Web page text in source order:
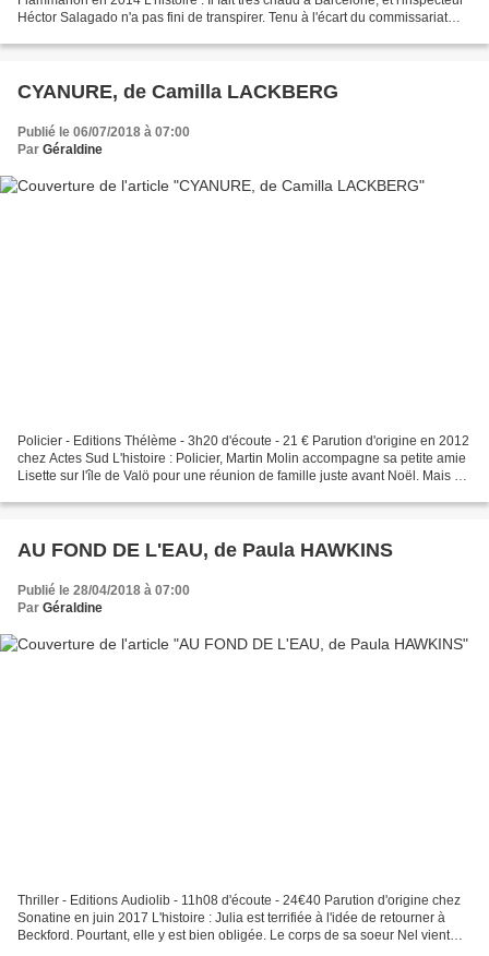
Héctor Salagado n'a pas fini de transpirer. Tenu à l'écart du commissariat
CYANURE, de Camilla LACKBERG
Publié le 06/07/2018 à 07:00
Par Géraldine
Policier - Editions Thélème - 3h20 d'écoute - 21 € Parution d'origine en 2012
chez Actes Sud L'histoire : Policier, Martin Molin accompagne sa petite amie
Lisette sur l'île de Valö pour une réunion de famille juste avant Noël. Mais au
AU FOND DE L'EAU, de Paula HAWKINS
Publié le 28/04/2018 à 07:00
Par Géraldine
Thriller - Editions Audiolib - 11h08 d'écoute - 24€40 Parution d'origine chez
Sonatine en juin 2017 L'histoire : Julia est terrifiée à l'idée de retourner à
Beckford. Pourtant, elle y est bien obligée. Le corps de sa soeur Nel vient